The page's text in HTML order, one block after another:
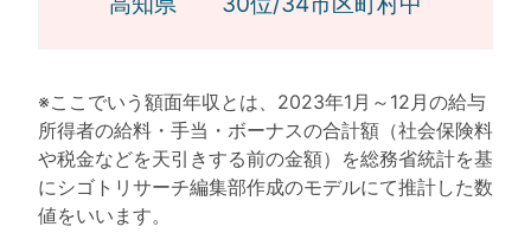
※ここでいう額面年収とは、2023年1月～12月の給与
所得者の給料・手当・ボーナスの合計額（社会保険料
や税金などを天引きする前の金額）を総務省統計を基
にシゴトリサーチ編集部作成のモデルにて推計した数
値をいいます。